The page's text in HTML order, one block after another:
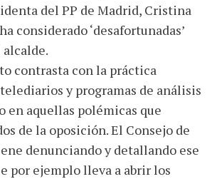
del PP de Madrid, Cristina
considerado ‘desafortunadas’
alcalde.
contrasta con la práctica
y programas de análisis
en aquellas polémicas que
de la oposición. El Consejo de
denunciando y detallando ese
por ejemplo lleva a abrir los